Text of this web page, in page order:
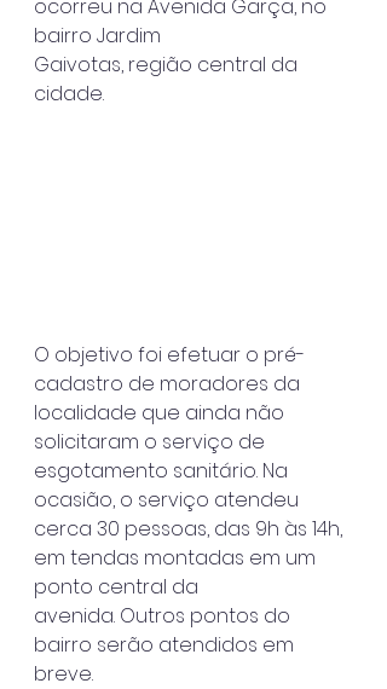
ocorreu na Avenida Garça, no
bairro Jardim
Gaivotas, região central da
cidade.
O objetivo foi efetuar o pré-
cadastro de moradores da
localidade que ainda não
solicitaram o serviço de
esgotamento sanitário. Na
ocasião, o serviço atendeu
cerca 30 pessoas, das 9h às 14h,
em tendas montadas em um
ponto central da
avenida. Outros pontos do
bairro serão atendidos em
breve.